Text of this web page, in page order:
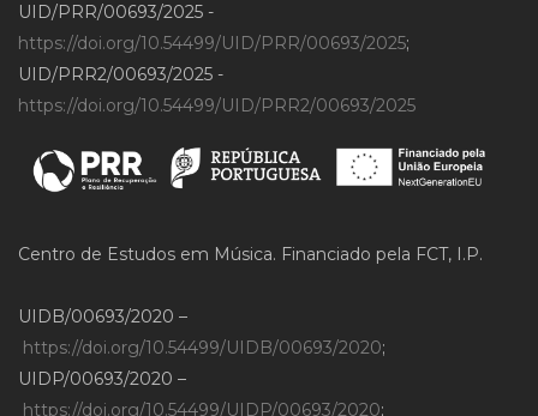
UID/PRR/00693/2025 -
https://doi.org/10.54499/UID/PRR/00693/2025;
UID/PRR2/00693/2025 -
https://doi.org/10.54499/UID/PRR2/00693/2025
Centro de Estudos em Música. Financiado pela FCT, I.P.
UIDB/00693/2020 –
https://doi.org/10.54499/UIDB/00693/2020;
UIDP/00693/2020 –
https://doi.org/10.54499/UIDP/00693/2020;